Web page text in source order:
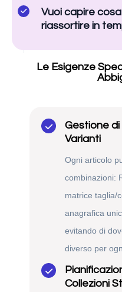
Vuoi capire
riassortire in
Le Esigenze
Gestione di
Varianti
Ogni articolo
combinazioni:
matrice taglia/
anagrafica
evitando di
diverso per
Collezioni